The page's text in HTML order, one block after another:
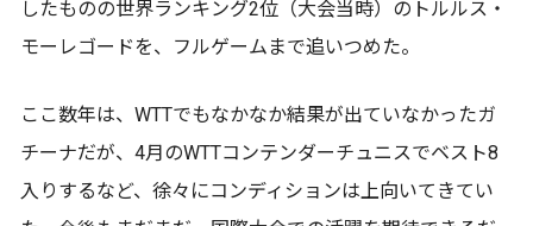
したものの世界ランキング2位（大会当時）のトルルス・
モーレゴードを、フルゲームまで追いつめた。
ここ数年は、WTTでもなかなか結果が出ていなかったガ
チーナだが、4月のWTTコンテンダーチュニスでベスト8
入りするなど、徐々にコンディションは上向いてきてい